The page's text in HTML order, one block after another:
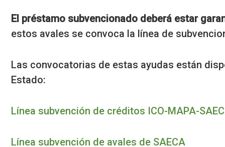
El préstamo subvencionado deberá estar
estos avales se convoca la línea de
Las convocatorias de estas ayudas están
Estado:
Línea subvención de créditos ICO-MAPA-
Línea subvención de avales de SAECA